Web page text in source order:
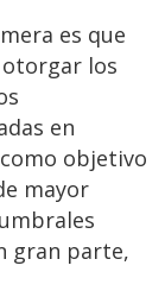
es que
otorgar los
en
objetivo
mayor
gran parte,